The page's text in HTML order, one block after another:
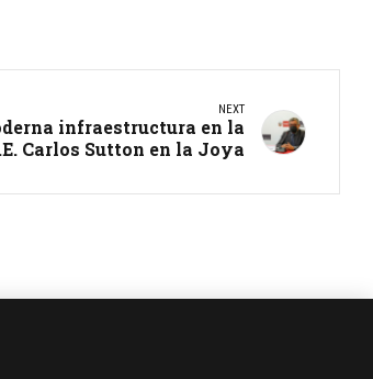
NEXT
infraestructura en la
Carlos Sutton en la Joya